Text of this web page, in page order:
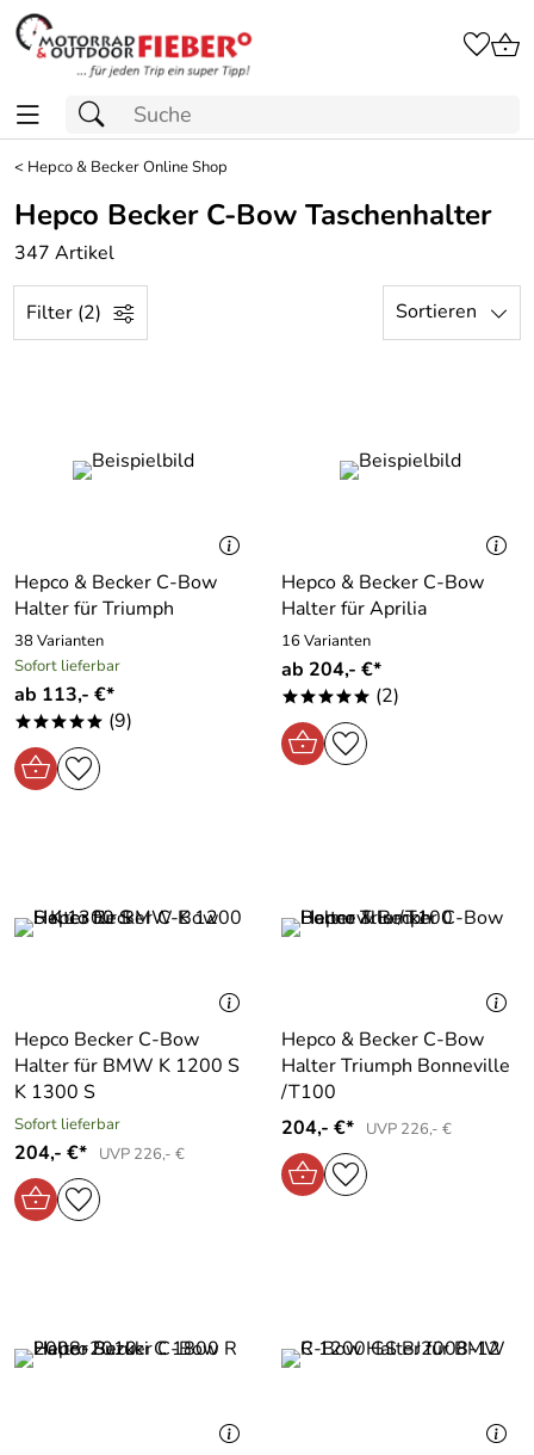
< Hepco & Becker Online Shop
Hepco Becker C-Bow Taschenhalter
347 Artikel
Filter (2) Sortieren
Hepco & Becker C-Bow
Halter für Triumph
38 Varianten
Sofort lieferbar
ab 113,- €*
***** (9)
Hepco & Becker C-Bow
Halter für Aprilia
16 Varianten
ab 204,- €*
***** (2)
Hepco Becker C-Bow
Halter für BMW K 1200 S
K 1300 S
Sofort lieferbar
204,- €* UVP 226,- €
Hepco & Becker C-Bow
Halter Triumph Bonneville
/T100
204,- €*
UVP 226,- €